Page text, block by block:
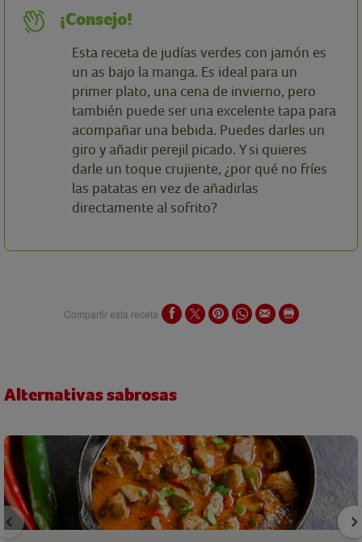
¡Consejo!
Esta receta de judías verdes con jamón es
un as bajo la manga. Es ideal para un
primer plato, una cena de invierno, pero
también puede ser una excelente tapa para
acompañar una bebida. Puedes darles un
giro y añadir perejil picado. Y si quieres
darle un toque crujiente, ¿por qué no fríes
las patatas en vez de añadirlas
directamente al sofrito?
Compartir esta receta
Alternativas sabrosas